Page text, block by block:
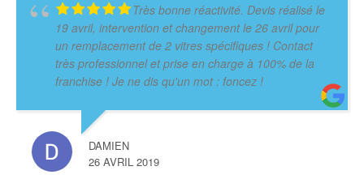
Très bonne réactivité. Devis réalisé le
19 avril, intervention et changement le 26 avril pour
un remplacement de 2 vitres spécifiques ! Contact
très professionnel et prise en charge à 100% de la
franchise ! Je ne dis qu'un mot : foncez !
DAMIEN
26 AVRIL 2019